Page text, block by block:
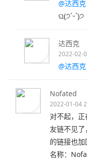
@达西克
ଘ(੭ˊᵕˋ)੭
达西克
2022-02-
@达西克
Nofated
2022-01-04
对不起，
友链不见
的链接也
名称：